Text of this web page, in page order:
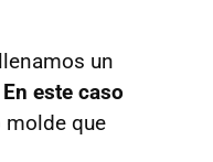
un
En este caso
molde que